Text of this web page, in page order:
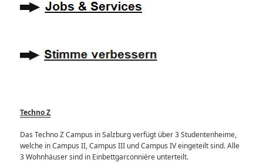
Techno Z
Das Techno Z Campus in Salzburg verfügt über 3 Studentenheime,
welche in Campus II, Campus III und Campus IV eingeteilt sind. Alle
3 Wohnhäuser sind in Einbettgarconniére unterteilt.